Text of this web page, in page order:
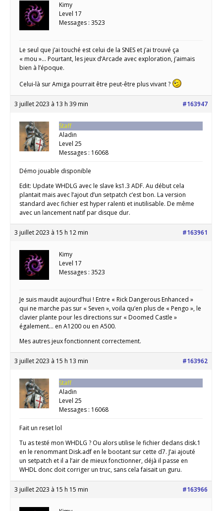
Kimy
Level 17
Messages : 3523
Le seul que j’ai touché est celui de la SNES et j’ai trouvé ça
« mou »… Pourtant, les jeux d’Arcade avec exploration, j’aimais
bien à l’époque.
Celui-là sur Amiga pourrait être peut-être plus vivant ?
3 juillet 2023 à 13 h 39 min #163947
Staff
Aladin
Level 25
Messages : 16068
Démo jouable disponible
Edit: Update WHDLG avec le slave ks1.3 ADF. Au début cela
plantait mais avec l’ajout d’un setpatch c’est bon. La version
standard avec fichier est hyper ralenti et inutilisable. De même
avec un lancement natif par disque dur.
3 juillet 2023 à 15 h 12 min #163961
Kimy
Level 17
Messages : 3523
Je suis maudit aujourd’hui ! Entre « Rick Dangerous Enhanced »
qui ne marche pas sur « Seven », voila qu’en plus de « Pengo », le
clavier plante pour les directions sur « Doomed Castle »
également… en A1200 ou en A500.
Mes autres jeux fonctionnent correctement.
3 juillet 2023 à 15 h 13 min #163962
Staff
Aladin
Level 25
Messages : 16068
Fait un reset lol
Tu as testé mon WHDLG ? Ou alors utilise le fichier dedans disk.1
en le renommant Disk.adf en le bootant sur cette d7. J’ai ajouté
un setpatch et il a l’air de mieux fonctionner, déjà il passe en
WHDL donc doit corriger un truc, sans cela faisait un guru.
3 juillet 2023 à 15 h 15 min #163966